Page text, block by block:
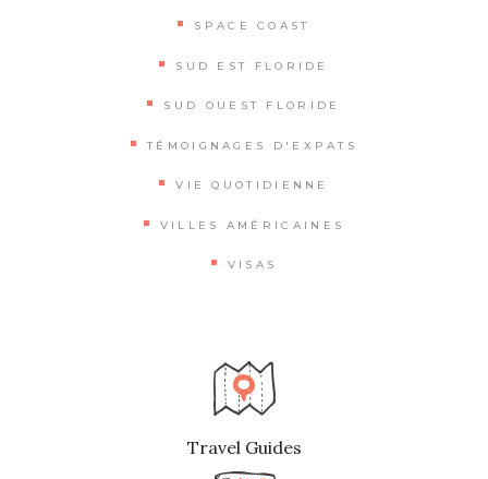
SPACE COAST
SUD EST FLORIDE
SUD OUEST FLORIDE
TÉMOIGNAGES D'EXPATS
VIE QUOTIDIENNE
VILLES AMÉRICAINES
VISAS
Travel Guides